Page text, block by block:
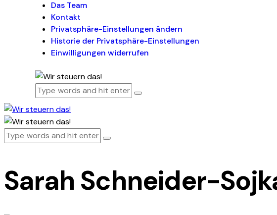
Das Team
Kontakt
Privatsphäre-Einstellungen ändern
Historie der Privatsphäre-Einstellungen
Einwilligungen widerrufen
Sarah Schneider-